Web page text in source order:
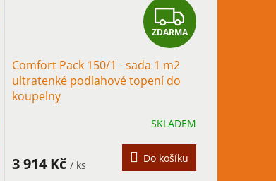
Z
D
M
A
ZDARMA
Comfort Pack 150/1 - sada 1 m2
ultratenké podlahové topení do
koupelny
SKLADEM
3 914 Kč / ks
Do košíku